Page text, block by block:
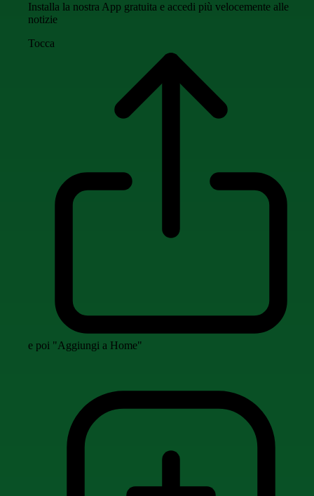
Installa la nostra App gratuita e accedi più velocemente alle
notizie
Tocca
e poi "Aggiungi a Home"